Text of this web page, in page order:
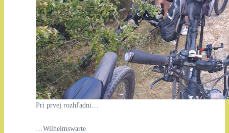
Pri prvej rozhľadni…
…Wilhelmswarte